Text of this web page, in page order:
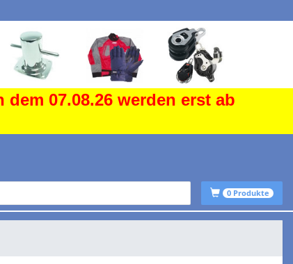
07.08.26 werden erst ab
0 Produkte